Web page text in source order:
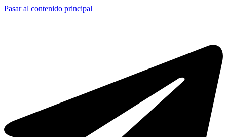
Pasar al contenido principal